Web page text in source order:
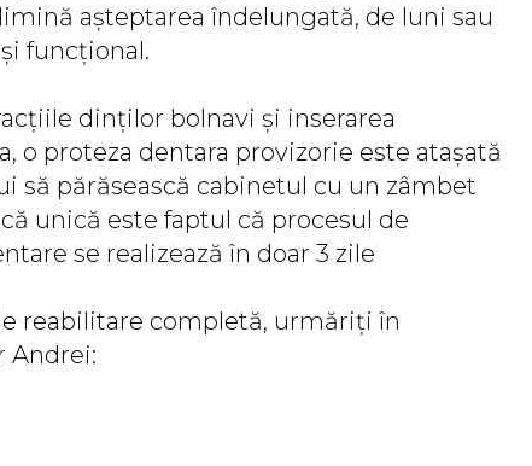
așteptarea îndelungată, de luni sau
funcțional.
dinților bolnavi și inserarea
o proteza dentara provizorie este atașată
părăsească cabinetul cu un zâmbet
unică este faptul că procesul de
se realizează în doar 3 zile
reabilitare completă, urmăriți în
Andrei: